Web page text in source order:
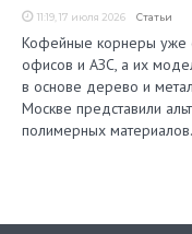
11:19, 17 июля 2026 Статьи
Кофейные корнеры уже
офисов и АЗС, а их
в основе дерево и
Москве представили
полимерных материалов.